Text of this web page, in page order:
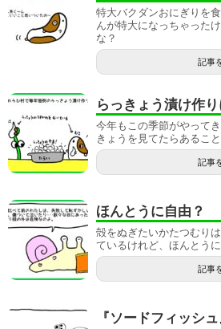
特大バクダンおにぎりを
んが特大になっちゃった
な？
記事
らっきょう漬け作
今年もこの季節がやって
きょうを見てたらあるこ
記事
ほんとうに自由？
殻をぬぎたいかたつむり
ているけれど、ほんとう
記事
『ソードフィッシ